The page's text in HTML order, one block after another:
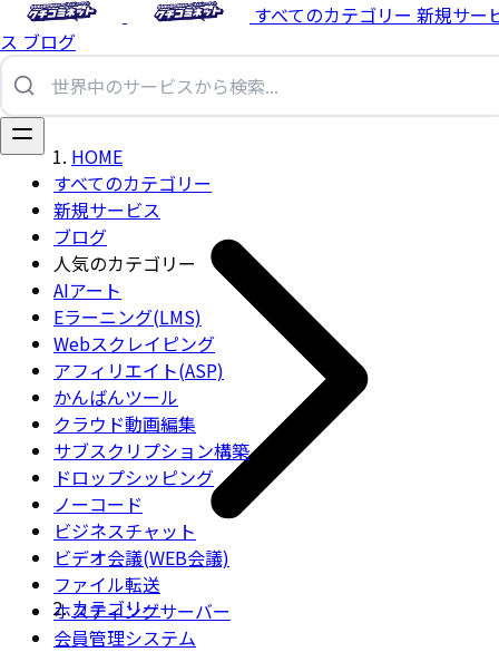
すべてのカテゴリー 新規サー
ス ブログ
すべてのカテゴリー
新規サービス
ブログ
人気のカテゴリー
AIアート
Eラーニング(LMS)
Webスクレイピング
アフィリエイト(ASP)
かんばんツール
クラウド動画編集
サブスクリプション構築
ドロップシッピング
ノーコード
ビジネスチャット
ビデオ会議(WEB会議)
ファイル転送
ホスティングサーバー
会員管理システム
HOME
カテゴリー